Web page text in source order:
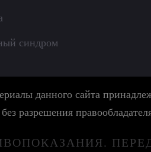
синдром
данного сайта
разрешения